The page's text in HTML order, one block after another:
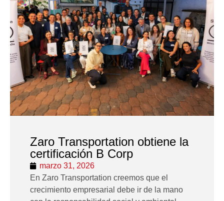
Zaro Transportation obtiene la
certificación B Corp
marzo 31, 2026
En Zaro Transportation creemos que el
crecimiento empresarial debe ir de la mano